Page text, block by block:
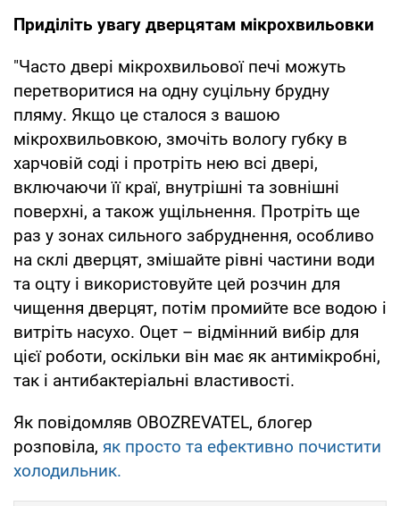
Приділіть увагу дверцятам мікрохвильовки
"Часто двері мікрохвильової печі можуть
перетворитися на одну суцільну брудну
пляму. Якщо це сталося з вашою
мікрохвильовкою, змочіть вологу губку в
харчовій соді і протріть нею всі двері,
включаючи її краї, внутрішні та зовнішні
поверхні, а також ущільнення. Протріть ще
раз у зонах сильного забруднення, особливо
на склі дверцят, змішайте рівні частини води
та оцту і використовуйте цей розчин для
чищення дверцят, потім промийте все водою і
витріть насухо. Оцет – відмінний вибір для
цієї роботи, оскільки він має як антимікробні,
так і антибактеріальні властивості.
Як повідомляв OBOZREVATEL, блогер
розповіла, як просто та ефективно почистити
холодильник.